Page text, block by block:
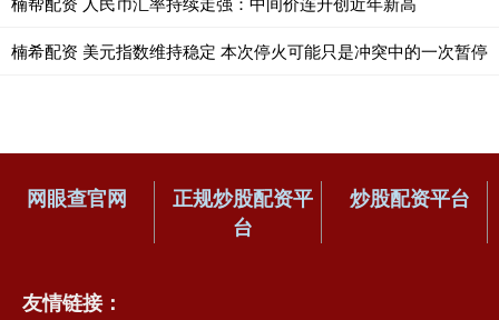
楠希配资 美元指数维持稳定 本次停火可能只是冲突中的一次暂停
网眼查官网
正规炒股配资平
台
炒股配资平台
友情链接：